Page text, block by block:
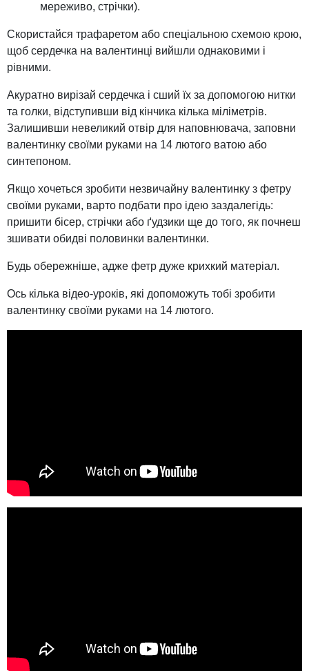
мереживо, стрічки).
Скористайся трафаретом або спеціальною схемою крою,
щоб сердечка на валентинці вийшли однаковими і
рівними.
Акуратно вирізай сердечка і сший їх за допомогою нитки
та голки, відступивши від кінчика кілька міліметрів.
Залишивши невеликий отвір для наповнювача, заповни
валентинку своїми руками на 14 лютого ватою або
синтепоном.
Якщо хочеться зробити незвичайну валентинку з фетру
своїми руками, варто подбати про ідею заздалегідь:
пришити бісер, стрічки або ґудзики ще до того, як почнеш
зшивати обидві половинки валентинки.
Будь обережніше, адже фетр дуже крихкий матеріал.
Ось кілька відео-уроків, які допоможуть тобі зробити
валентинку своїми руками на 14 лютого.